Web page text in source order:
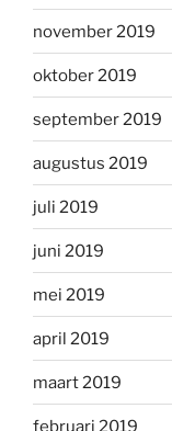
november 2019
oktober 2019
september 2019
augustus 2019
juli 2019
juni 2019
mei 2019
april 2019
maart 2019
februari 2019